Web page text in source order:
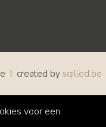
voor een
I created by sqilled.be
Policy